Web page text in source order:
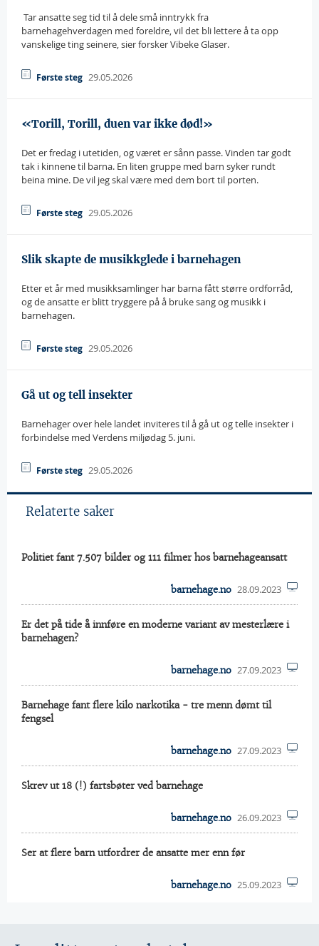
 Tar ansatte seg tid til å dele små inntrykk fra
barnehagehverdagen med foreldre, vil det bli lettere å ta opp
vanskelige ting seinere, sier forsker Vibeke Glaser.
Første steg 29.05.2026
«Torill, Torill, duen var ikke død!»
Det er fredag i utetiden, og været er sånn passe. Vinden tar godt
tak i kinnene til barna. En liten gruppe med barn syker rundt
beina mine. De vil jeg skal være med dem bort til porten.
Første steg 29.05.2026
Slik skapte de musikkglede i barnehagen
Etter et år med musikksamlinger har barna fått større ordforråd,
og de ansatte er blitt tryggere på å bruke sang og musikk i
barnehagen.
Første steg 29.05.2026
Gå ut og tell insekter
Barnehager over hele landet inviteres til å gå ut og telle insekter i
forbindelse med Verdens miljødag 5. juni.
Første steg 29.05.2026
Relaterte saker
Politiet fant 7.507 bilder og 111 filmer hos barnehageansatt
barnehage.no 28.09.2023
Er det på tide å innføre en moderne variant av mesterlære i
barnehagen?
barnehage.no 27.09.2023
Barnehage fant flere kilo narkotika - tre menn dømt til
fengsel
barnehage.no 27.09.2023
Skrev ut 18 (!) fartsbøter ved barnehage
barnehage.no 26.09.2023
Ser at flere barn utfordrer de ansatte mer enn før
barnehage.no 25.09.2023